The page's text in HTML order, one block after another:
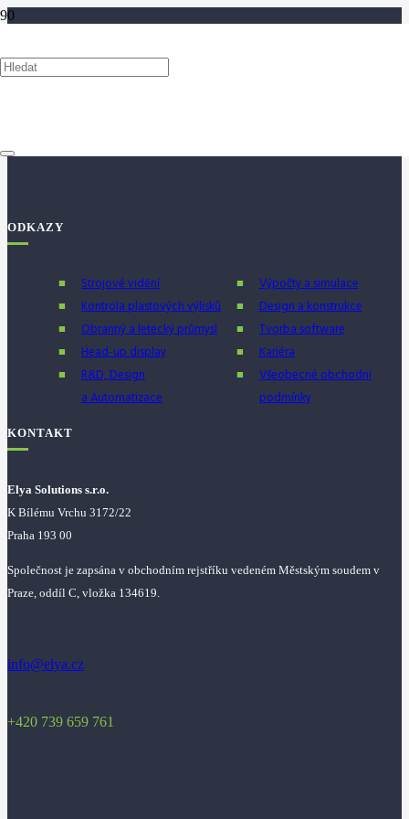
FIRMY V NAŠÍ SKUPINĚ
ODKAZY
Strojové vidění
Kontrola plastových výlisků
Obranný a letecký průmysl
Head-up display
R&D, Design
a Automatizace
Výpočty a simulace
Design a konstrukce
Tvorba software
Kariéra
Všeobecné obchodní
podmínky
KONTAKT
Elya Solutions s.r.o.
K Bílému Vrchu 3172/22
Praha 193 00
Společnost je zapsána v obchodním rejstříku vedeném Městským soudem v
Praze, oddíl C, vložka 134619.
info@elya.cz
+420 739 659 761